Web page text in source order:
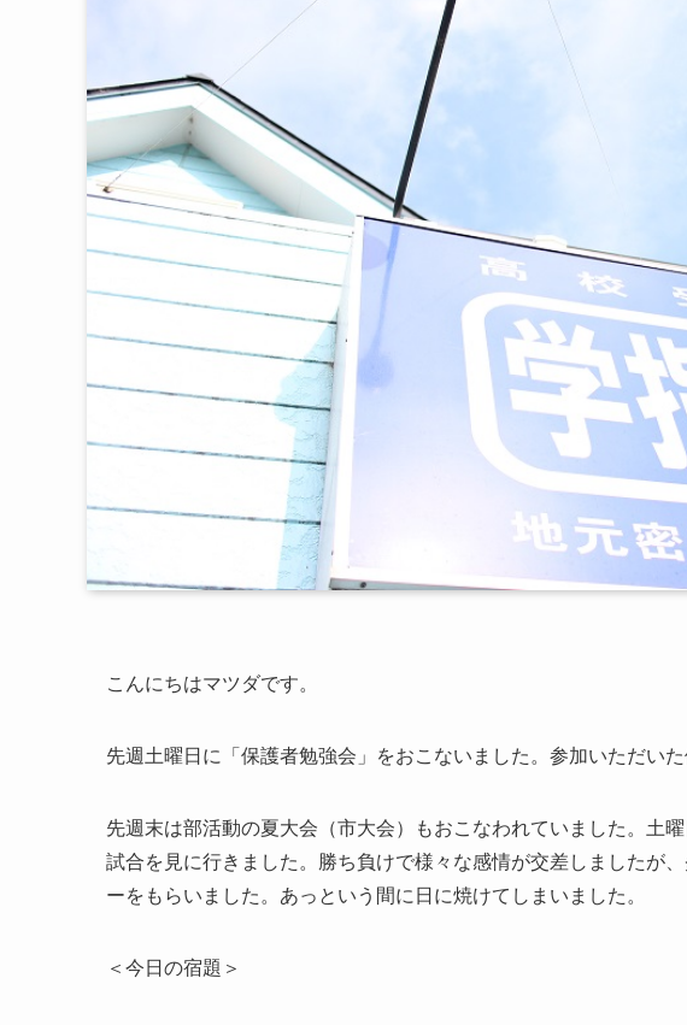
こんにちはマツダです。
先週土曜日に「保護者勉強会」をおこないました。参加いただい
先週末は部活動の夏大会（市大会）もおこなわれていました。土
試合を見に行きました。勝ち負けで様々な感情が交差しましたが
ーをもらいました。あっという間に日に焼けてしまいました。
＜今日の宿題＞